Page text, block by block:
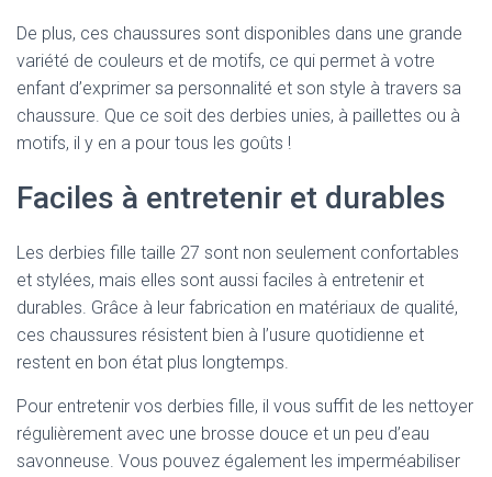
De plus, ces chaussures sont disponibles dans une grande
variété de couleurs et de motifs, ce qui permet à votre
enfant d’exprimer sa personnalité et son style à travers sa
chaussure. Que ce soit des derbies unies, à paillettes ou à
motifs, il y en a pour tous les goûts !
Faciles à entretenir et durables
Les derbies fille taille 27 sont non seulement confortables
et stylées, mais elles sont aussi faciles à entretenir et
durables. Grâce à leur fabrication en matériaux de qualité,
ces chaussures résistent bien à l’usure quotidienne et
restent en bon état plus longtemps.
Pour entretenir vos derbies fille, il vous suffit de les nettoyer
régulièrement avec une brosse douce et un peu d’eau
savonneuse. Vous pouvez également les imperméabiliser